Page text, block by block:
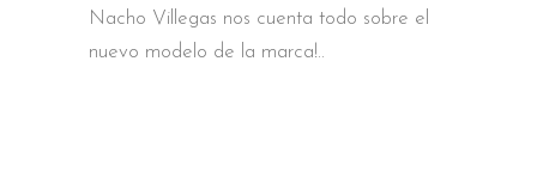
Nacho Villegas nos cuenta todo sobre el
nuevo modelo de la marca!